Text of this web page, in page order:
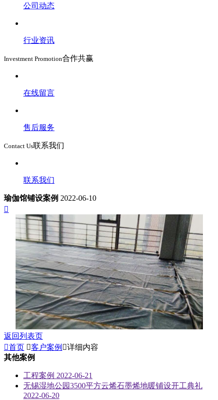
公司动态
行业资讯
Investment Promotion合作共赢
在线留言
售后服务
Contact Us联系我们
联系我们
瑜伽馆铺设案例 2022-06-10

返回列表页
首页 客户案例 详细内容
其他案例
工程案例 2022-06-21
无锡湿地公园3500平方云烯石墨烯地暖铺设开工典礼
2022-06-20